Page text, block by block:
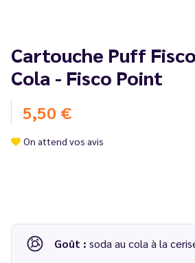
Cartouche Puff
Cola - Fisco Point
5,50 €
On attend vos avis
Goût : soda au cola à la